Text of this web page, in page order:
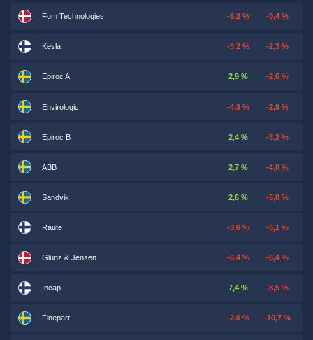
Fom Technologies -5,2 % -0,4 %
Kesla -3,2 % -2,3 %
Epiroc A 2,9 % -2,6 %
Envirologic -4,3 % -2,9 %
Epiroc B 2,4 % -3,2 %
ABB 2,7 % -4,0 %
Sandvik 2,6 % -5,8 %
Raute -3,6 % -6,1 %
Glunz & Jensen -6,4 % -6,4 %
Incap 7,4 % -8,5 %
Finepart -2,6 % -10,7 %